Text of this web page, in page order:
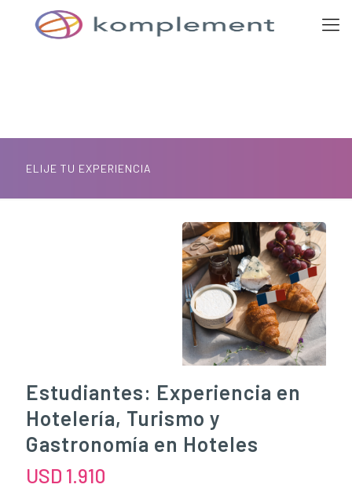
ELIJE TU EXPERIENCIA
Estudiantes: Experiencia en
Hotelería, Turismo y
Gastronomía en Hoteles
USD 1.910